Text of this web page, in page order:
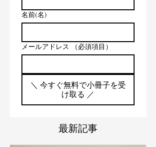
名前(名)
メールアドレス （必須項目）
＼ 今すぐ無料で小冊子を受
け取る ／
最新記事